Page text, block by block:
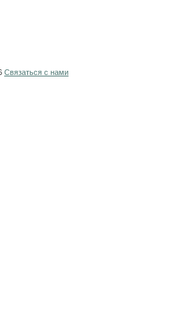
Связаться с нами